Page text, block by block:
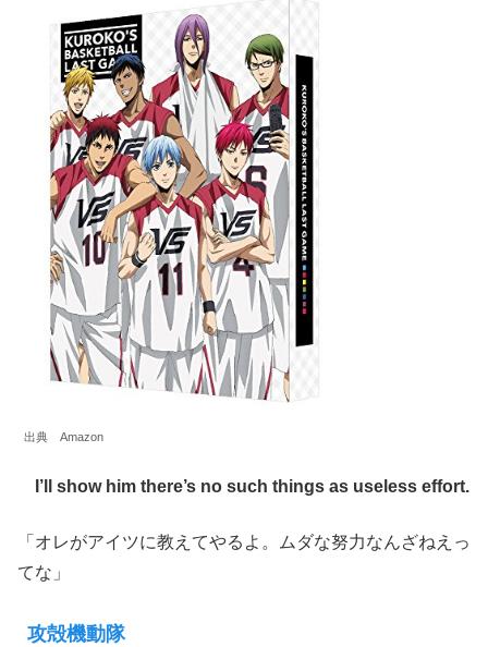
出典 Amazon
I’ll show him there’s no such things as useless effort.
「オレがアイツに教えてやるよ。ムダな努力なんざねえっ
てな」
攻殻機動隊